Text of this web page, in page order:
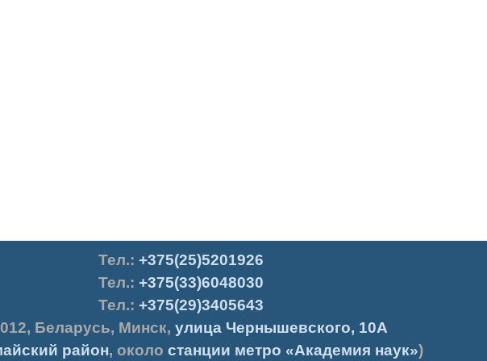
Тел.: +375(25)5201926
Тел.: +375(33)6048030
Тел.: +375(29)3405643
, Беларусь, Минск, улица Чернышевского, 10А
район, около станции метро «Академия наук»)